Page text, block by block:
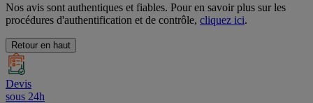
Nos avis sont authentiques et fiables. Pour en savoir plus sur les
procédures d'authentification et de contrôle, cliquez ici.
Retour en haut
Devis
sous 24h